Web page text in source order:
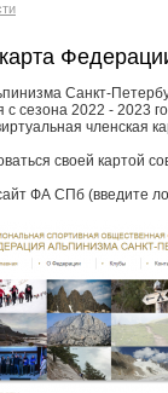
Санкт-
с сезона 2022 - 2023
членская
своей картой
ФА СПб (введите